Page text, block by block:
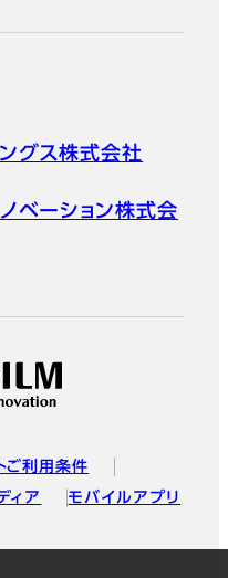
グス株式会社
ベーション株式会
ご利用条件
ィア モバイルアプリ